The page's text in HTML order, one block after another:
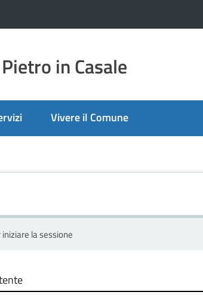
in Casale
Vivere il Comune
la sessione